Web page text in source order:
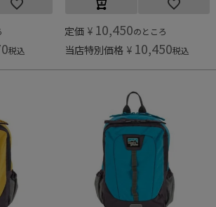
税込
定価 ¥ 10,450のところ
当店特別価格 ¥ 10,450税込